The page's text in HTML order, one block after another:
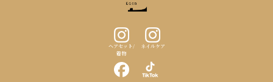
ヘアセット/
着物
ネイルケア